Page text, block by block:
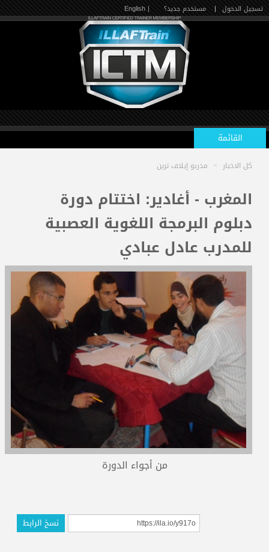
تسجيل الدخول | مستخدم جديد؟ | English
القائمة
الرئيسية
الدورات القادمة
المدربون
المعتمدون
كل الاخبار > مدربو إيلاف ترين
المغرب - أغادير: اختتام دورة
دبلوم البرمجة اللغوية العصبية
للمدرب عادل عبادي
من أجواء الدورة
نسخ الرابط